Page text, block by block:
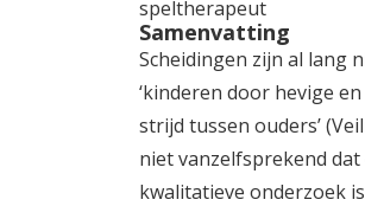
Samenvatting
Scheidingen zijn al lang
‘kinderen door hevige
strijd tussen ouders’
niet vanzelfsprekend
kwalitatieve onderzoek